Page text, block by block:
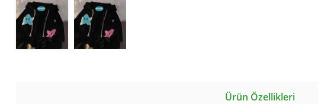
Ürün Özellikleri